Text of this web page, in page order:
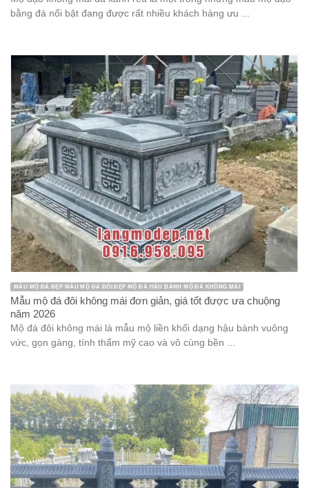
bằng đá nổi bật đang được rất nhiều khách hàng ưu ...
MẪU MỘ ĐÁ ĐẸP MẪU MỘ ĐÁ ĐÔI ĐẸP MỘ ĐÁ HẬU BÀNH MỘ ĐÁ KHÔNG MÁI
Mẫu mộ đá đôi không mái đơn giản, giá tốt được ưa chuộng
năm 2026
Mộ đá đôi không mái là mẫu mộ liền khối dạng hậu bành vuông
vức, gọn gàng, tính thẩm mỹ cao và vô cùng bền ...